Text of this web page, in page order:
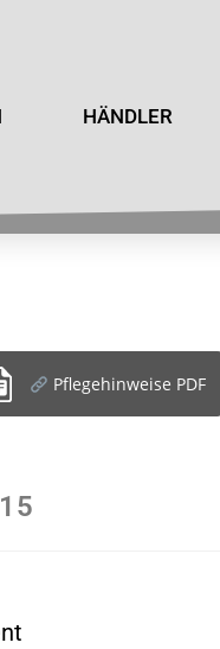
HÄNDLER
Pflegehinweise PDF